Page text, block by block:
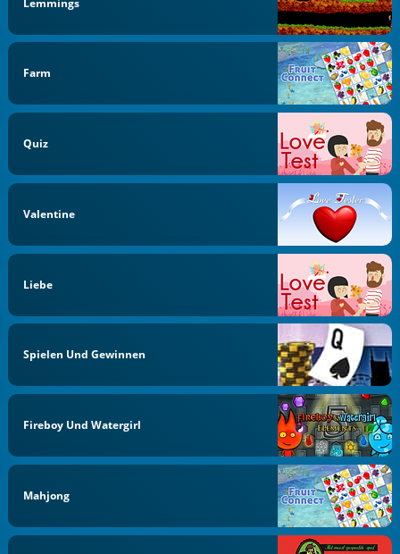
Farm
Quiz
Valentine
Liebe
Spielen Und Gewinnen
Fireboy Und Watergirl
Mahjong